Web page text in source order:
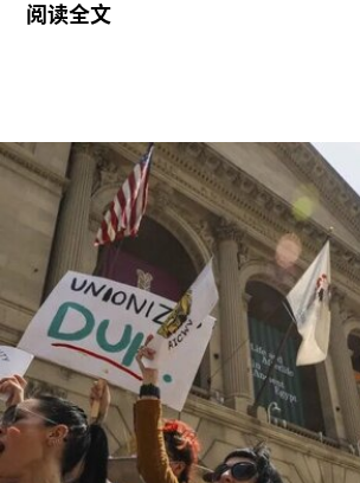
主弗兰克·盖里（Frank Gehry）设
阿布扎比古根海姆博物馆占地逾80
成为古根海姆体系中规模最大的分
厅，室内展览面积约12.5万平方英
十个雕塑般的锥体以非传统方式组
以不锈钢网、缟玛瑙和玻璃等材料
尺。据《纽约时报》报道，该馆也
中造价最高的博物馆，预计总成本
博物馆将重点展示1960年代以来的
2009年起开始建立馆藏。不同于
阅读全文